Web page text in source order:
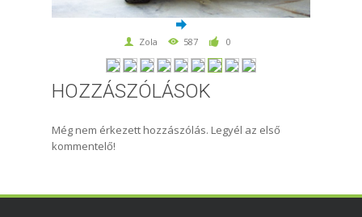
Zola 587 0
HOZZÁSZÓLÁSOK
Még nem érkezett hozzászólás. Legyél az első
kommentelő!